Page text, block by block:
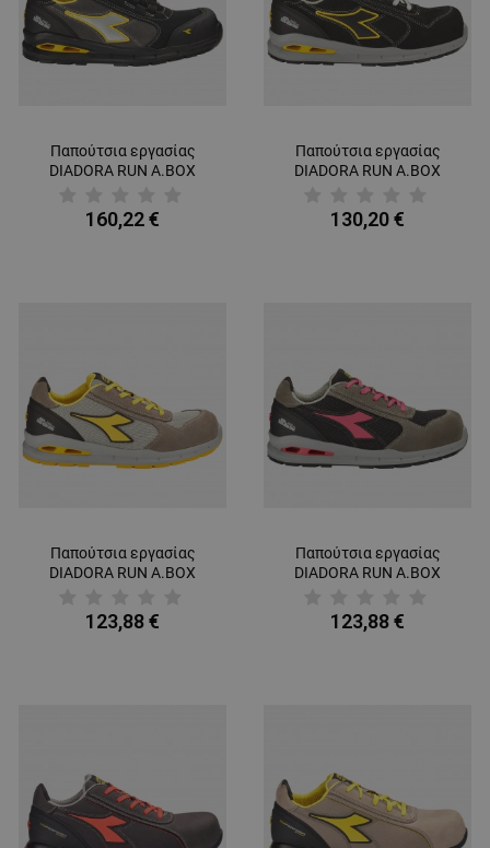
Παπούτσια εργασίας
DIADORA RUN A.BOX
SR SC ESD BLACK/GREY
160,22 €
Παπούτσια εργασίας
DIADORA RUN A.BOX
BLACK
130,20 €
Παπούτσια εργασίας
DIADORA RUN A.BOX
BEIGE
123,88 €
Παπούτσια εργασίας
DIADORA RUN A.BOX
GREY/BLACK
123,88 €